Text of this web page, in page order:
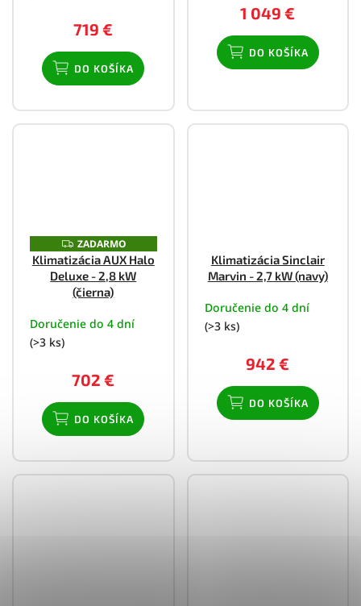
719 €
DO KOŠÍKA
1 049 €
DO KOŠÍKA
Z
A
D
A
R
M
ZADARMO
Klimatizácia AUX Halo
Deluxe - 2,8 kW
(čierna)
Doručenie do 4 dní
(>3 ks)
702 €
DO KOŠÍKA
Klimatizácia Sinclair
Marvin - 2,7 kW (navy)
Doručenie do 4 dní
(>3 ks)
942 €
DO KOŠÍKA